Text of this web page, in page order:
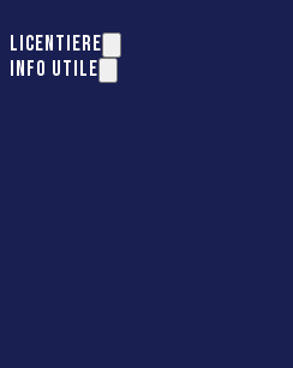
LICENTIERE
INFO UTILE